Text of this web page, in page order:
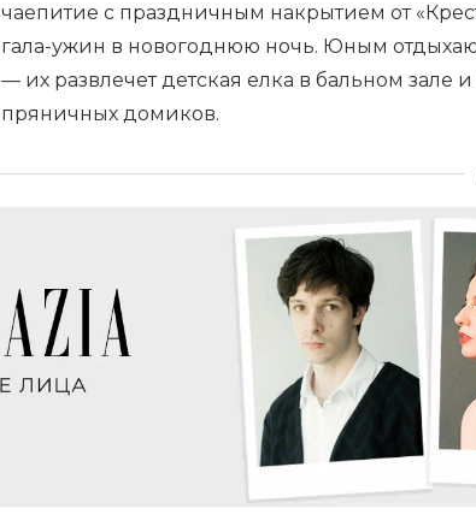
чаепитие с праздничным накрытием от
гала-ужин в новогоднюю ночь. Юным
— их развлечет детская елка в бальном зале
пряничных домиков.